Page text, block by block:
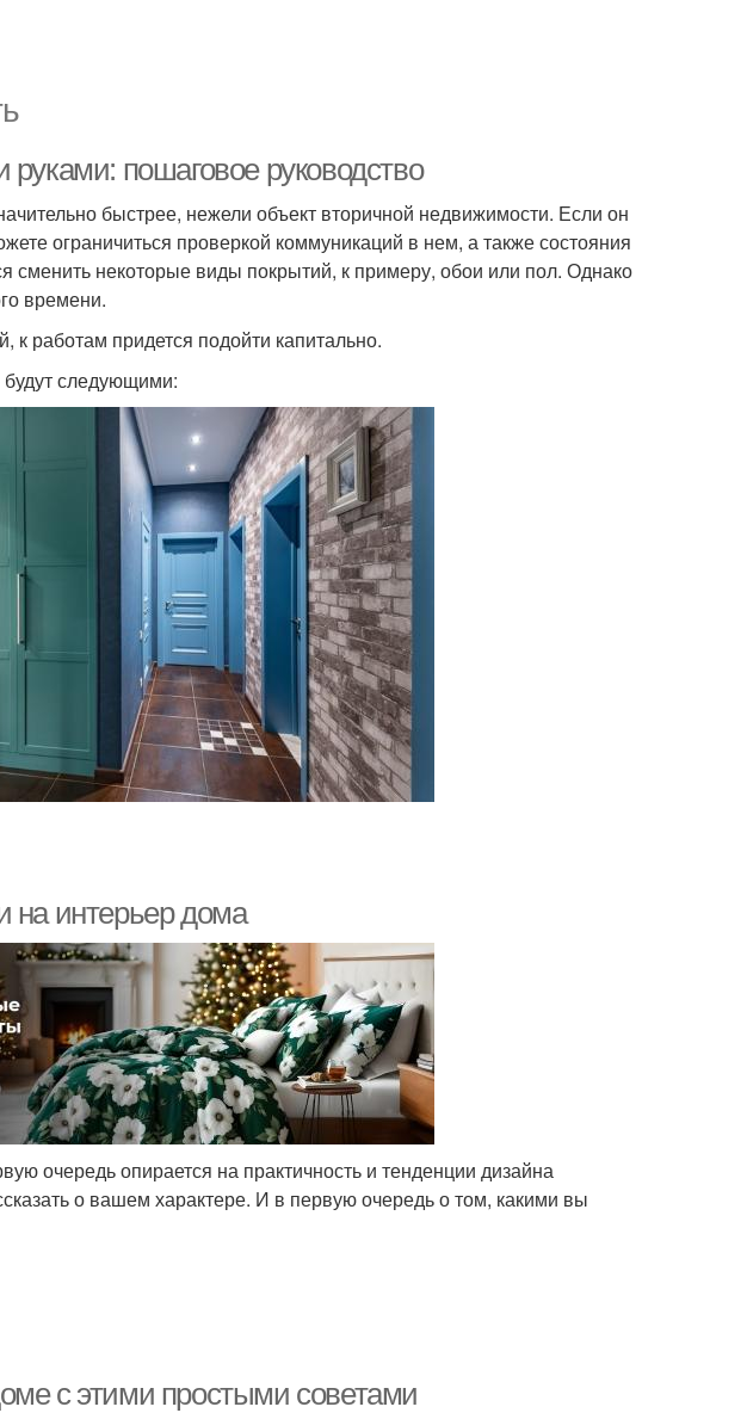
пошаговое руководство
быстрее, нежели объект вторичной недвижимости. Если он
ограничиться проверкой коммуникаций в нем, а также состояния
сменить некоторые виды покрытий, к примеру, обои или пол. Однако
времени.
работам придется подойти капитально.
следующими:
на интерьер дома
очередь опирается на практичность и тенденции дизайна
о вашем характере. И в первую очередь о том, какими вы
с этими простыми советами